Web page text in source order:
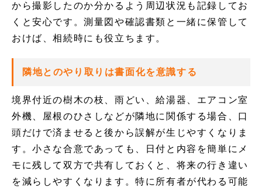
から撮影したのか分かるよう周辺状況も記録してお
くと安心です。測量図や確認書類と一緒に保管して
おけば、相続時にも役立ちます。
隣地とのやり取りは書面化を意識する
境界付近の樹木の枝、雨どい、給湯器、エアコン室
外機、屋根のひさしなどが隣地に関係する場合、口
頭だけで済ませると後から誤解が生じやすくなりま
す。小さな合意であっても、日付と内容を簡単にメ
モに残して双方で共有しておくと、将来の行き違い
を減らしやすくなります。特に所有者が代わる可能